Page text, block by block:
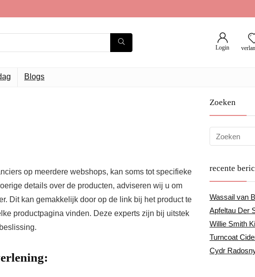
Login
Blogs
op meerdere webshops, kan soms tot specifieke
details over de producten, adviseren wij u om
Dit kan gemakkelijk door op de link bij het product te
productpagina vinden. Deze experts zijn bij uitstek
Zoeken
recente
Wassail van
Apfeltau Der
Willie Smith
Turncoat
Cydr